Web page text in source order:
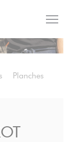
Planches